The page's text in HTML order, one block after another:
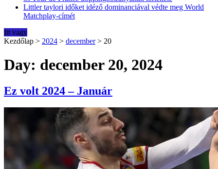
Littler taylori időket idéző dominanciával védte meg World
Matchplay-címét
Itt vagy
Kezdőlap > 2024 > december > 20
Day: december 20, 2024
Ez volt 2024 – Január